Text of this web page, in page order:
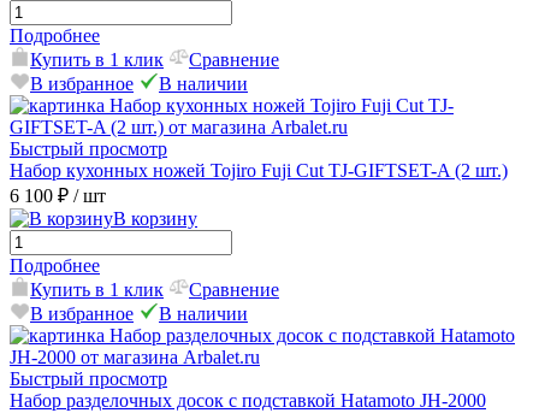
Подробнее
Купить в 1 клик
Сравнение
В избранное
В наличии
Быстрый просмотр
Набор кухонных ножей Tojiro Fuji Cut TJ-GIFTSET-A (2 шт.)
6 100 ₽ / шт
В корзину
Подробнее
Купить в 1 клик
Сравнение
В избранное
В наличии
Быстрый просмотр
Набор разделочных досок с подставкой Hatamoto JH-2000